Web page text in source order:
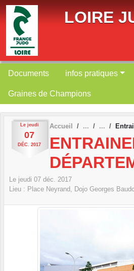
LOIRE
Documents infos pratiques
Graines de Champions
Le jeudi
07
DÉC. 2017
Accueil
Le jeudi 07 déc.
2017
Lieu : Place Neyrand, Dojo Georges
Panneau de gestion des cookies